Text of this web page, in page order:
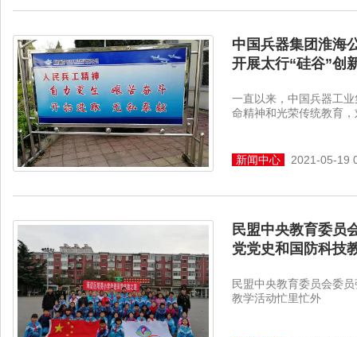
中国兵器集团淮海
开展太行“硅谷”创
一直以来，中国兵器工
命精神和光荣传统教育
新闻中心 2021-05-19
民盟中央教育委员
党党史和国防科技
民盟中央教育委员会委
教学活动忙里忙外